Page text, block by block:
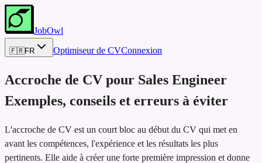
JobOwl
🇫🇷FR Optimiseur de CVConnexion
Accroche de CV pour Sales Engineer
Exemples, conseils et erreurs à éviter
L'accroche de CV est un court bloc au début du CV qui met en
avant les compétences, l'expérience et les résultats les plus
pertinents. Elle aide à créer une forte première impression et donne